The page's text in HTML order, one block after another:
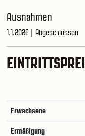
Ausnahmen
1.1.2026 | Abgeschlossen
Erwachsene
Ermäßigung